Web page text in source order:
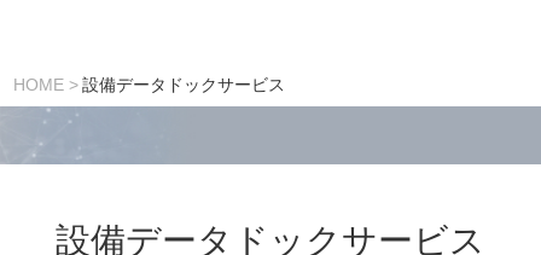
HOME 設備データドックサービス
設備データドックサービス